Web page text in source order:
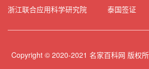
浙江联合应用科学研究院
泰国签证
Copyright © 2020-2021 名家百科网 版权